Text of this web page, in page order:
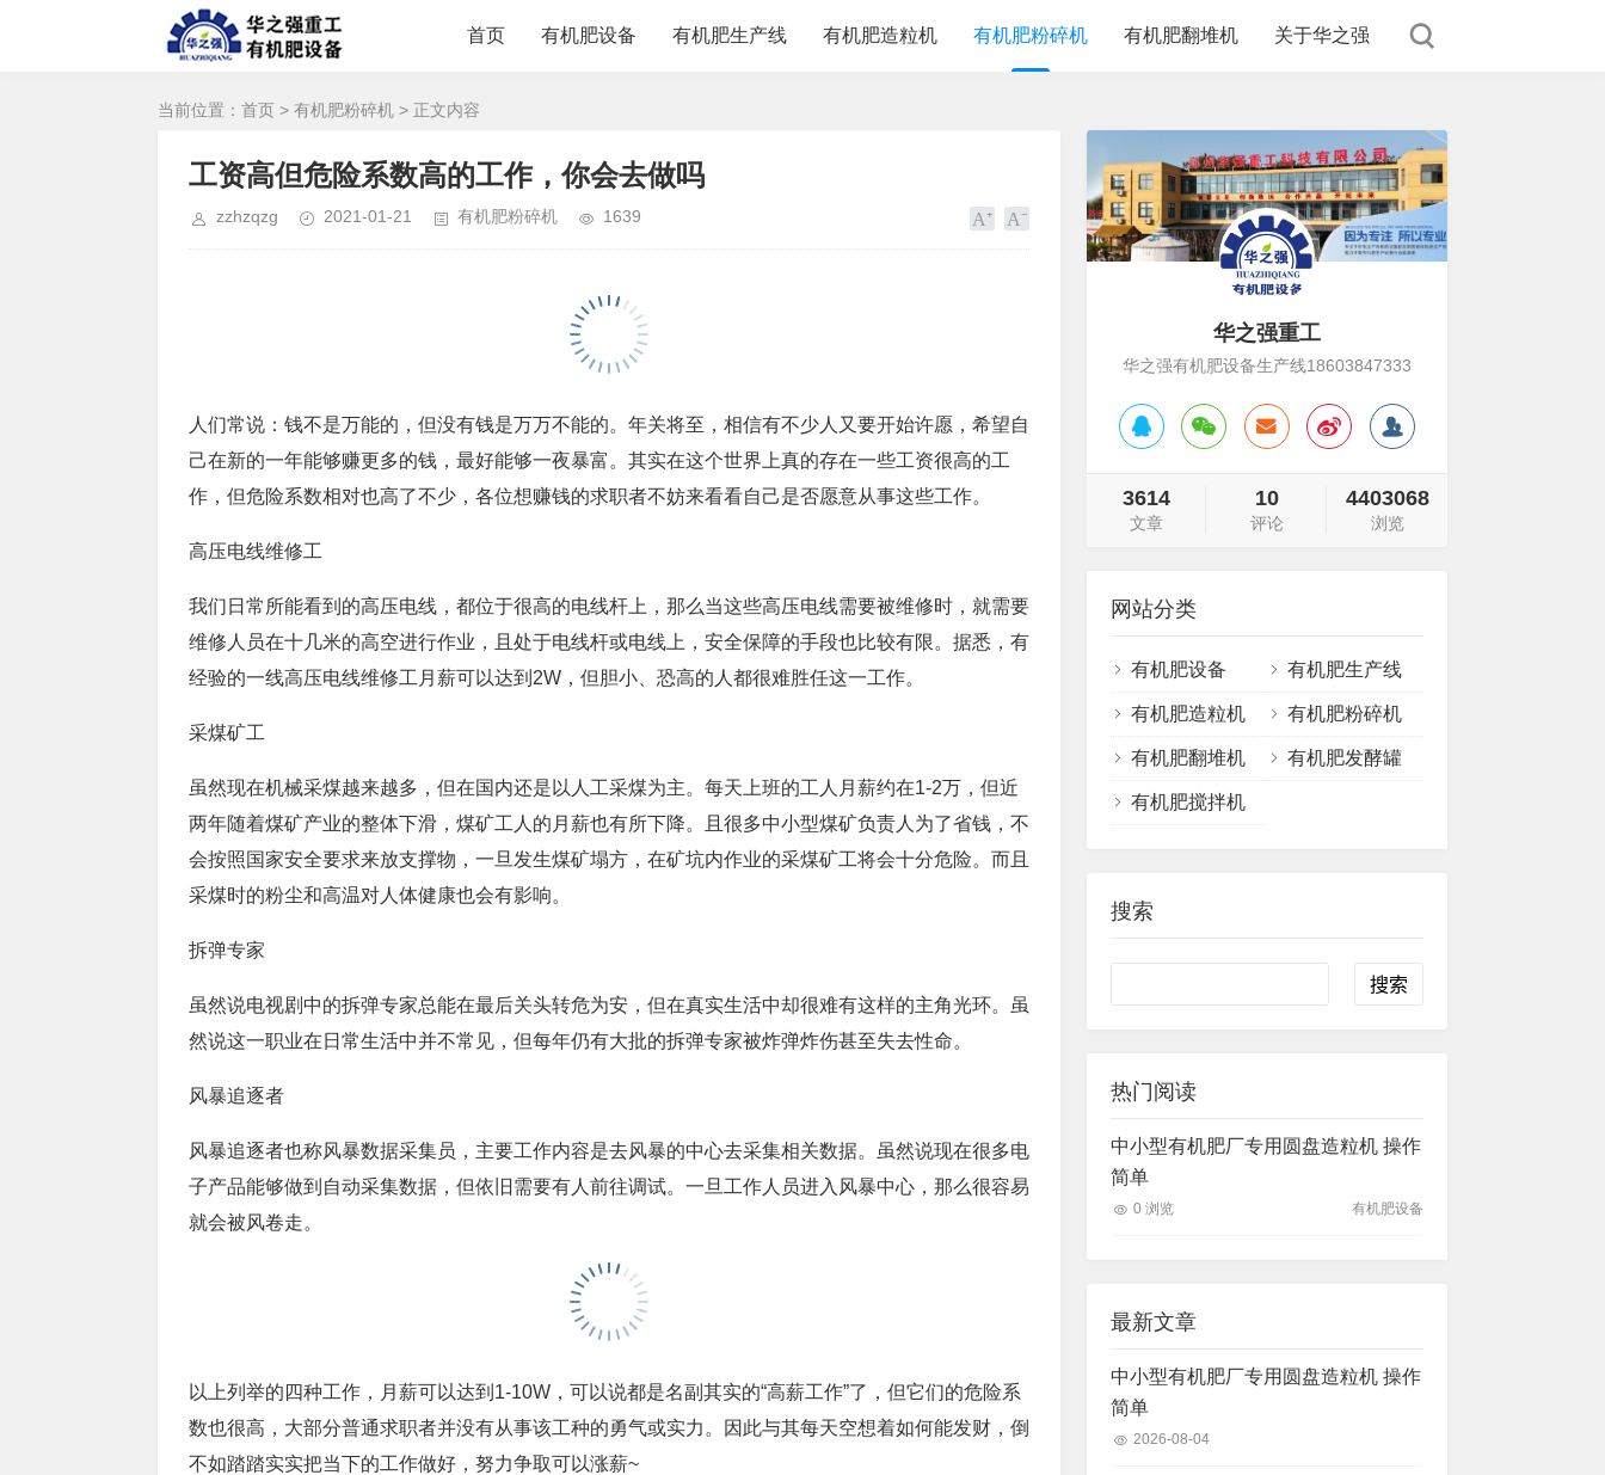
首页 有机肥设备 有机肥生产线 有机肥造粒机 有机肥粉碎机 有机肥翻堆机 关于华之强
当前位置： 首页 > 有机肥粉碎机 > 正文内容
工资高但危险系数高的工作，你会去做吗
zzhzqzg 2021-01-21 有机肥粉碎机 1639
人们常说：钱不是万能的，但没有钱是万万不能的。年关将至，相信有不少人又要开始许愿，希望自
己在新的一年能够赚更多的钱，最好能够一夜暴富。其实在这个世界上真的存在一些工资很高的工
作，但危险系数相对也高了不少，各位想赚钱的求职者不妨来看看自己是否愿意从事这些工作。
高压电线维修工
我们日常所能看到的高压电线，都位于很高的电线杆上，那么当这些高压电线需要被维修时，就需要
维修人员在十几米的高空进行作业，且处于电线杆或电线上，安全保障的手段也比较有限。据悉，有
经验的一线高压电线维修工月薪可以达到2W，但胆小、恐高的人都很难胜任这一工作。
采煤矿工
虽然现在机械采煤越来越多，但在国内还是以人工采煤为主。每天上班的工人月薪约在1-2万，但近
两年随着煤矿产业的整体下滑，煤矿工人的月薪也有所下降。且很多中小型煤矿负责人为了省钱，不
会按照国家安全要求来放支撑物，一旦发生煤矿塌方，在矿坑内作业的采煤矿工将会十分危险。而且
采煤时的粉尘和高温对人体健康也会有影响。
拆弹专家
虽然说电视剧中的拆弹专家总能在最后关头转危为安，但在真实生活中却很难有这样的主角光环。虽
然说这一职业在日常生活中并不常见，但每年仍有大批的拆弹专家被炸弹炸伤甚至失去性命。
风暴追逐者
风暴追逐者也称风暴数据采集员，主要工作内容是去风暴的中心去采集相关数据。虽然说现在很多电
子产品能够做到自动采集数据，但依旧需要有人前往调试。一旦工作人员进入风暴中心，那么很容易
就会被风卷走。
以上列举的四种工作，月薪可以达到1-10W，可以说都是名副其实的“高薪工作”了，但它们的危险系
数也很高，大部分普通求职者并没有从事该工种的勇气或实力。因此与其每天空想着如何能发财，倒
不如踏踏实实把当下的工作做好，努力争取可以涨薪~
华之强重工
华之强有机肥设备生产线18603847333
3614
文章
10
评论
4403068
浏览
网站分类
有机肥设备 有机肥生产线
有机肥造粒机 有机肥粉碎机
有机肥翻堆机 有机肥发酵罐
有机肥搅拌机
搜索
热门阅读
中小型有机肥厂专用圆盘造粒机 操作
简单
0 浏览 有机肥设备
最新文章
中小型有机肥厂专用圆盘造粒机 操作
简单
2026-08-04